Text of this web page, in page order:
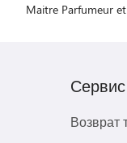
Maitre Parfumeur
Возврат